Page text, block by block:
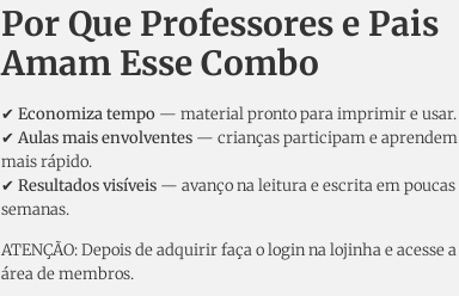
Por Que Professores e Pais
Amam Esse Combo
✔ Economiza tempo — material pronto para imprimir e usar.
✔ Aulas mais envolventes — crianças participam e aprendem
mais rápido.
✔ Resultados visíveis — avanço na leitura e escrita em poucas
semanas.
ATENÇÃO: Depois de adquirir faça o login na lojinha e acesse a
área de membros.